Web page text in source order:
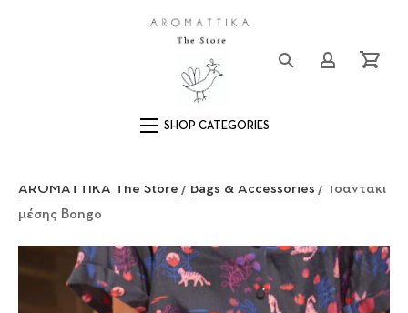
Logo
Main Navigation
AROMATTIKA The Store / Bags & Accessories / Τσαντάκι
μέσης Bongo